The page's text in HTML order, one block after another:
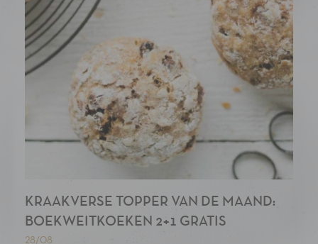
KRAAKVERSE TOPPER VAN DE MAAND:
BOEKWEITKOEKEN 2+1 GRATIS
28/08